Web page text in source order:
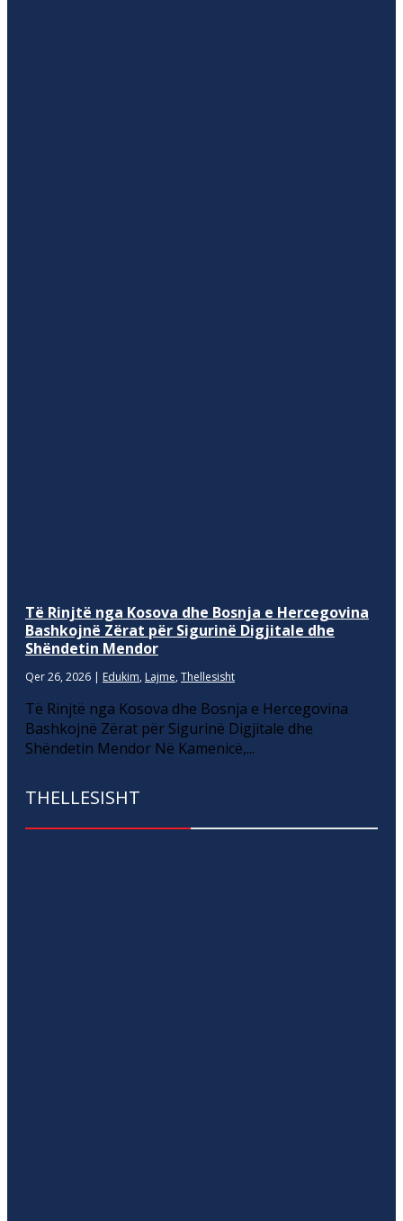
Të Rinjtë nga Kosova dhe Bosnja e Hercegovina
Bashkojnë Zërat për Sigurinë Digjitale dhe
Shëndetin Mendor
Qer 26, 2026 | Edukim, Lajme, Thellesisht
Të Rinjtë nga Kosova dhe Bosnja e Hercegovina
Bashkojnë Zërat për Sigurinë Digjitale dhe
Shëndetin Mendor Në Kamenicë,...
THELLESISHT